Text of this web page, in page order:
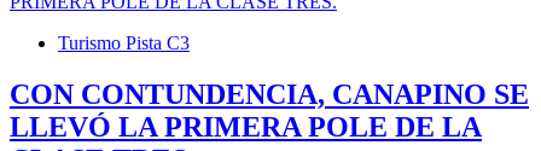
Turismo Pista C3
CON CONTUNDENCIA, CANAPINO SE
LLEVÓ LA PRIMERA POLE DE LA